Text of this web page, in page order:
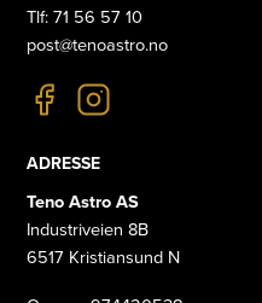
Tlf: 71 56 57 10
post@tenoastro.no
ADRESSE
Teno Astro AS
Industriveien 8B
6517 Kristiansund N